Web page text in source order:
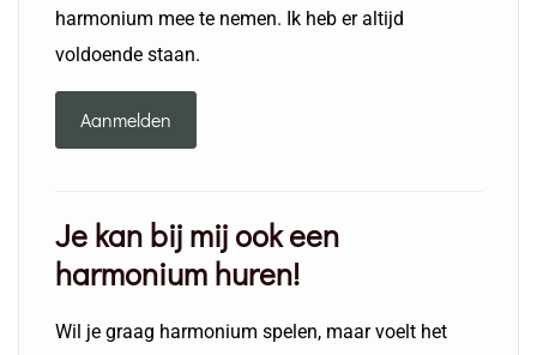
harmonium mee te nemen. Ik heb er altijd
voldoende staan.
Aanmelden
Je kan bij mij ook een
harmonium huren!
Wil je graag harmonium spelen, maar voelt het